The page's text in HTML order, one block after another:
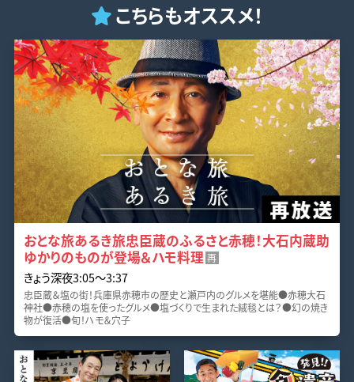
こちらもオススメ！
おとな旅あるき旅忠臣蔵のふるさと赤穂！大石内蔵助
ゆかりのものが登場＆ハモ料理 再
きょう深夜3:05〜3:37
忠臣蔵＆塩の街！兵庫県赤穂市の歴史と瀬戸内のグルメを堪能●赤穂大石
神社●赤穂の塩を使ったグルメ●塩づくりで生まれた絨毯とは？●幻の焼き
物が復活●旬！ハモ＆穴子